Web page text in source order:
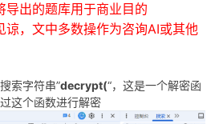
导出的题库用于商业目的
谅，文中多数操作为咨询AI或其他
索字符串”decrypt(“，这是一个解密函
这个函数进行解密